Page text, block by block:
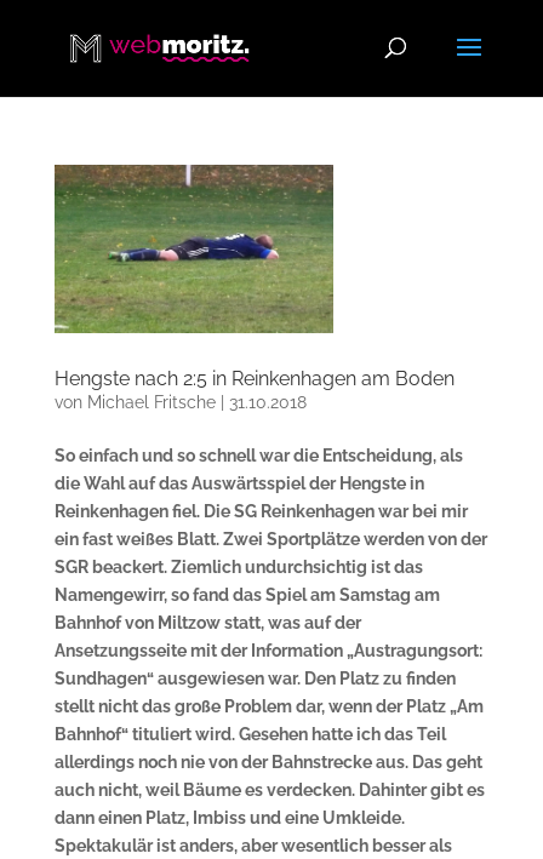
Hengste nach 2:5 in Reinkenhagen am Boden
von Michael Fritsche| 31.10.2018
So einfach und so schnell war die Entscheidung, als
die Wahl auf das Auswärtsspiel der Hengste in
Reinkenhagen fiel. Die SG Reinkenhagen war bei mir
ein fast weißes Blatt. Zwei Sportplätze werden von der
SGR beackert. Ziemlich undurchsichtig ist das
Namengewirr, so fand das Spiel am Samstag am
Bahnhof von Miltzow statt, was auf der
Ansetzungsseite mit der Information „Austragungsort:
Sundhagen“ ausgewiesen war. Den Platz zu finden
stellt nicht das große Problem dar, wenn der Platz „Am
Bahnhof“ tituliert wird. Gesehen hatte ich das Teil
allerdings noch nie von der Bahnstrecke aus. Das geht
auch nicht, weil Bäume es verdecken. Dahinter gibt es
dann einen Platz, Imbiss und eine Umkleide.
Spektakulär ist anders, aber wesentlich besser als